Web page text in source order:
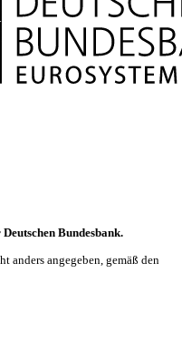
Bundesbank.
anders angegeben, gemäß den